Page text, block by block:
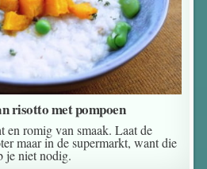
risotto met pompoen
en romig van smaak. Laat de
maar in de supermarkt, want die
je niet nodig.